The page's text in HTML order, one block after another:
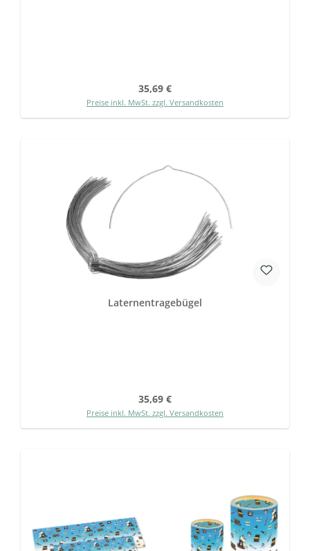
Regulärer Preis:
35,69 €
Preise inkl. MwSt. zzgl. Versandkosten
Laternentragebügel
Regulärer Preis:
35,69 €
Preise inkl. MwSt. zzgl. Versandkosten